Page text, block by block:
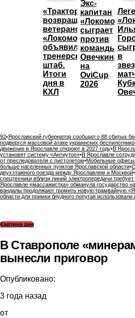
«Трактор»
возвращает
ветеранов,
«Локомотив»
объявил
тренерский
штаб.
Итоги
дня в
КХЛ
Экс-
капитан
сыграет
против
команды
Овечкина
на
OviCup
2026
в
92•Ярославский губернатор сообщил о 88 сбитых
подвергся массовой атаке украинских
движение в Ярославле откроют в 2027 году•В
установят систему «Антиутоп»•В Ярославле
от преследователя с пистолетом•Мобильные офисы
больше населенных пунктов Ярославской области•
двухэтажного поезда между Ярославлем и Москвой•
спецтехники вблизи линий электропередачи
Ярославле «массажистка» обманула государство
вандалы продолжают громить новую трамвайную
области для поимки блудного попугая использовали
Картина дня
В Ставрополе
вынесли приговор
Опубликовано:
3 года назад
от